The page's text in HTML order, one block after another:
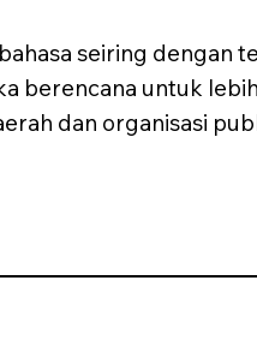
seiring dengan
berencana untuk
dan organisasi